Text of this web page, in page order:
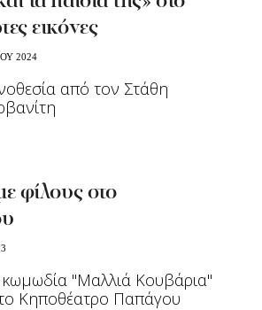
εικόνες
2024
από τον Στάθη
φίλους στο
κωμωδία "Μαλλιά Κουβάρια"
Κηποθέατρο Παπάγου